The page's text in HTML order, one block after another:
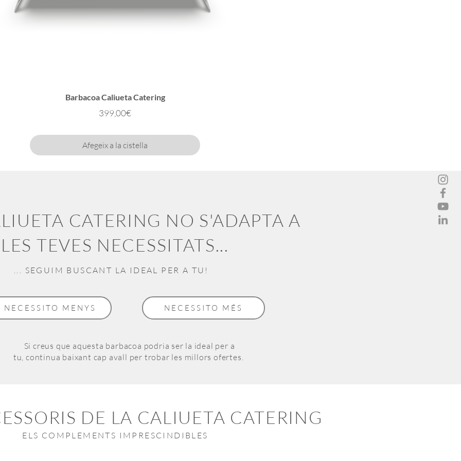
Barbacoa Caliueta Catering
399,00€Preu
Afegeix a la cistella
CATERING NO S'ADAPTA A
LES TEVES NECESSITATS...
... SEGUIM BUSCANT LA IDEAL PER A TU!
NECESSITO MENYS NECESSITO MÉS
Si creus que aquesta barbacoa podria ser la ideal per a
tu, continua baixant cap avall per trobar les millors ofertes.
DE LA CALIUETA CATERING
ELS COMPLEMENTS IMPRESCINDIBLES